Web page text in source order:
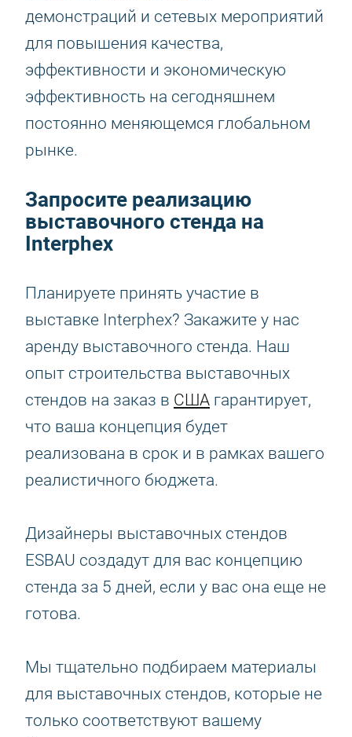
демонстраций и сетевых мероприятий
для повышения качества,
эффективности и экономическую
эффективность на сегодняшнем
постоянно меняющемся глобальном
рынке.
Запросите реализацию
выставочного стенда на
Interphex
Планируете принять участие в
выставке Interphex? Закажите у нас
аренду выставочного стенда. Наш
опыт строительства выставочных
стендов на заказ в США гарантирует,
что ваша концепция будет
реализована в срок и в рамках вашего
реалистичного бюджета.
Дизайнеры выставочных стендов
ESBAU создадут для вас концепцию
стенда за 5 дней, если у вас она еще не
готова.
Мы тщательно подбираем материалы
для выставочных стендов, которые не
только соответствуют вашему